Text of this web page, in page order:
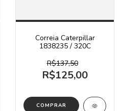
Correia Caterpillar
1838235 / 320C
R$137,50
R$125,00